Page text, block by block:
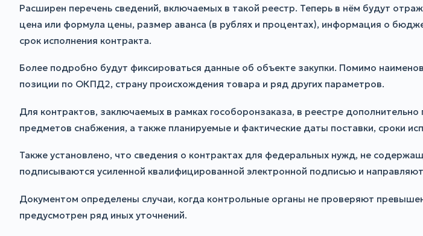
Расширен перечень сведений, включаемых в такой реестр. Теперь в нём будут
цена или формула цены, размер аванса (в рублях и процентах), информация о
срок исполнения контракта.
Более подробно будут фиксироваться данные об объекте закупки. Помимо
позиции по ОКПД2, страну происхождения товара и ряд других параметров.
Для контрактов, заключаемых в рамках гособоронзаказа, в реестре
предметов снабжения, а также планируемые и фактические даты поставки, сроки
Также установлено, что сведения о контрактах для федеральных нужд, не
подписываются усиленной квалифицированной электронной подписью и
Документом определены случаи, когда контрольные органы не проверяют
предусмотрен ряд иных уточнений.